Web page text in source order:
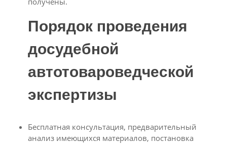
Порядок проведения
досудебной
автотовароведческой
экспертизы
Бесплатная консультация, предварительный
анализ имеющихся материалов, постановка